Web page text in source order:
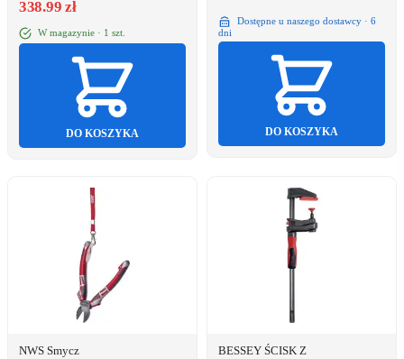
338.99 zł
W magazynie · 1 szt.
DO KOSZYKA
Dostępne u naszego dostawcy · 6
dni
DO KOSZYKA
NWS Smycz
BESSEY ŚCISK Z